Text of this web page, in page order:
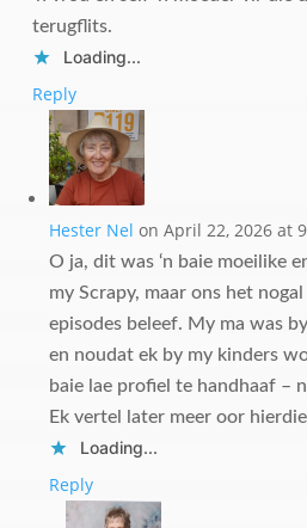
terugflits.
Loading...
Reply
Hester Nel on April 22, 2026 at
O ja, dit was ‘n baie moeilike
my Scrapy, maar ons het
episodes beleef. My ma was
en noudat ek by my kinders
baie lae profiel te handhaaf –
Ek vertel later meer oor
Loading...
Reply